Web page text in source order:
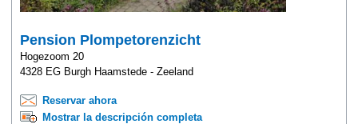
Pension Plompetorenzicht
Hogezoom 20
4328 EG Burgh Haamstede - Zeeland
Reservar ahora
Mostrar la descripción completa